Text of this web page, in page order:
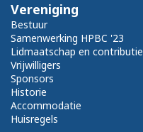
Vereniging
Bestuur
Samenwerking HPBC '23
Lidmaatschap en contributie
Vrijwilligers
Sponsors
Historie
Accommodatie
Huisregels